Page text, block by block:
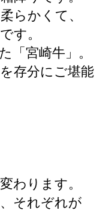
らかくて、
す。
「宮崎牛」。
存分にご堪能
わります。
それぞれが